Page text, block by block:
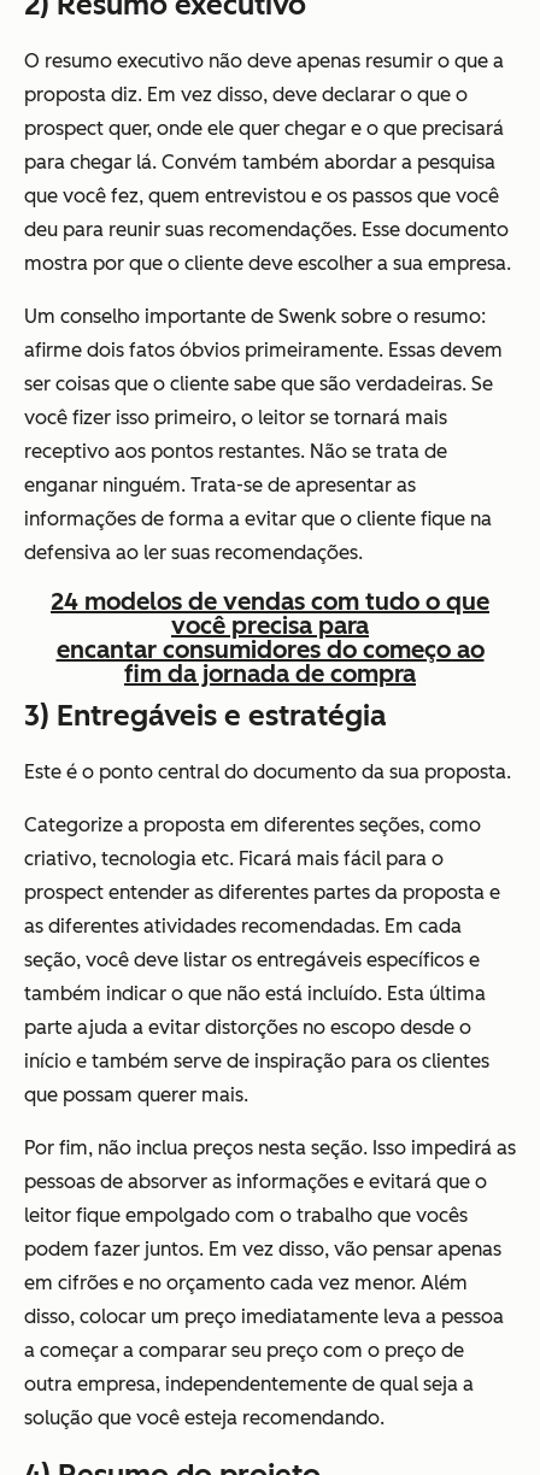
O resumo executivo não deve apenas resumir o que a
proposta diz. Em vez disso, deve declarar o que o
prospect quer, onde ele quer chegar e o que precisará
para chegar lá. Convém também abordar a pesquisa
que você fez, quem entrevistou e os passos que você
deu para reunir suas recomendações. Esse documento
mostra por que o cliente deve escolher a sua empresa.
Um conselho importante de Swenk sobre o resumo:
afirme dois fatos óbvios primeiramente. Essas devem
ser coisas que o cliente sabe que são verdadeiras. Se
você fizer isso primeiro, o leitor se tornará mais
receptivo aos pontos restantes. Não se trata de
enganar ninguém. Trata-se de apresentar as
informações de forma a evitar que o cliente fique na
defensiva ao ler suas recomendações.
24 modelos de vendas com tudo o que
você precisa para
encantar consumidores do começo ao
fim da jornada de compra
3) Entregáveis e estratégia
Este é o ponto central do documento da sua proposta.
Categorize a proposta em diferentes seções, como
criativo, tecnologia etc. Ficará mais fácil para o
prospect entender as diferentes partes da proposta e
as diferentes atividades recomendadas. Em cada
seção, você deve listar os entregáveis específicos e
também indicar o que não está incluído. Esta última
parte ajuda a evitar distorções no escopo desde o
início e também serve de inspiração para os clientes
que possam querer mais.
Por fim, não inclua preços nesta seção. Isso impedirá as
pessoas de absorver as informações e evitará que o
leitor fique empolgado com o trabalho que vocês
podem fazer juntos. Em vez disso, vão pensar apenas
em cifrões e no orçamento cada vez menor. Além
disso, colocar um preço imediatamente leva a pessoa
a começar a comparar seu preço com o preço de
outra empresa, independentemente de qual seja a
solução que você esteja recomendando.